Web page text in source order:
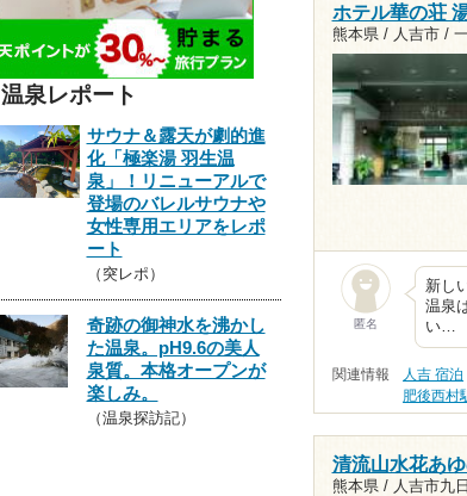
ホテル華の荘
熊本県 / 人吉市 /
匿名
新し
温泉
い…
関連情報 人吉 宿泊
肥後西村
清流山水花あ
熊本県 / 人吉市九
温泉レポート
サウナ＆露天が劇的進
化「極楽湯 羽生温
泉」！リニューアルで
登場のバレルサウナや
女性専用エリアをレポ
ート
（突レポ）
奇跡の御神水を沸かし
た温泉。pH9.6の美人
泉質。本格オープンが
楽しみ。
（温泉探訪記）